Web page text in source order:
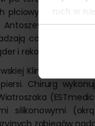
ruch w
płciowych.
Antoszewski,
całkowitą
i rekonstrukcję
Klinice
Chirurg
silikonowymi
zabiegów